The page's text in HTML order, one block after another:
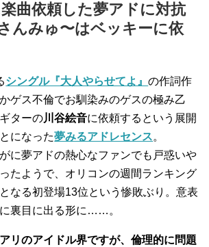
曲依頼した夢アドに対抗
んみゅ〜はベッキーに依
シングル『大人やらせてよ』の作詞作
ゲス不倫でお馴染みのゲスの極み乙
ターの川谷絵音に依頼するという展開
になった夢みるアドレセンス。
に夢アドの熱心なファンでも戸惑いや
たようで、オリコンの週間ランキング
なる初登場13位という惨敗ぶり。意表
裏目に出る形に……。
リのアイドル界ですが、倫理的に問題